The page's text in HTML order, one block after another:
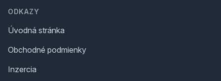
ODKAZY
Úvodná stránka
Obchodné podmienky
Inzercia